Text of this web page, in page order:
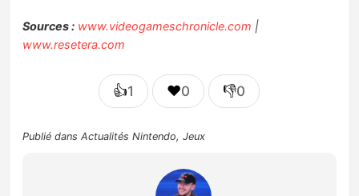
Sources : www.videogameschronicle.com |
www.resetera.com
👍1 ❤️0 👎0
Publié dansActualités Nintendo,Jeux